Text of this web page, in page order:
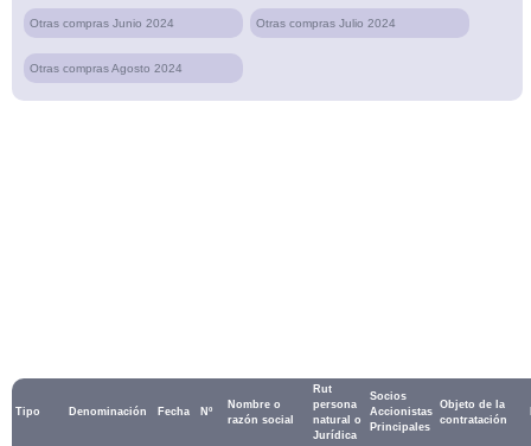
Otras compras Junio 2024 Otras compras Julio 2024
Otras compras Agosto 2024
Tipo Denominación Fecha Nº
Nombre o
razón social
Rut
persona
natural o
Jurídica
Socios
Accionistas
Principales
Objeto de la
contratación